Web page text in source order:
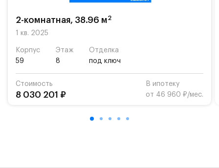
возможность посещения частной гимназии
Для автомобилистов — закрытые озеленённые
Территория квартала приватная, въезд
осуществляется по пропускам.#yan19-2r1413805#
2-комнатная, 38.96 м2
1 кв. 2025
Корпус
59
Этаж
8
Отделка
под ключ
Стоимость
8 030 201 ₽
В ипотеку
от 46 960 ₽/мес.